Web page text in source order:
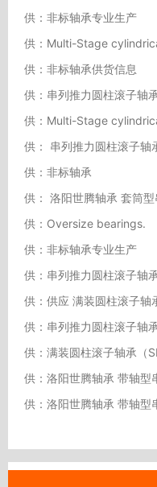
供：非标轴承专业生产
供：Multi-Stage
供：非标轴承供货信息
供：串列推力圆柱滚子轴
供：Multi-Stage
供： 串列推力圆柱滚子轴
供：非标轴承
供： 洛阳世腾轴承 套筒
供：Oversize bearings.
供：非标轴承专业生产
供：串列推力圆柱滚子轴
供：供应 满装圆柱滚子轴
供：串列推力圆柱滚子轴
供：满装圆柱滚子轴承（
供：洛阳世腾轴承 带轴型
供：洛阳世腾轴承 带轴型